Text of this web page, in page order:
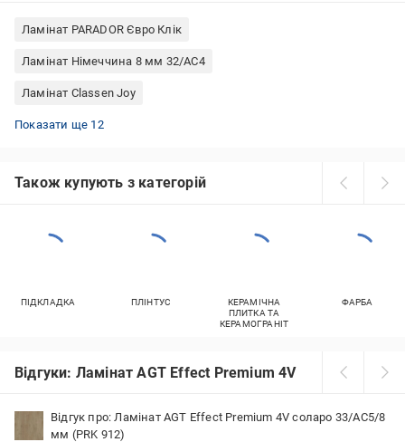
Ламінат PARADOR Євро Клік
Ламінат Німеччина 8 мм 32/АС4
Ламінат Classen Joy
Ламінат Tarkett 33/АС5
Ламінат 8 мм 33/АС5
Ламінат 33/АС5 для кухні
Ламінат Classen Casa Normann 4V
Ламінат Kronotex Amazone
Ламінат Kronotex Exquisit V4
Ламінат Rezult Promo
Ламінат 8 мм Німеччина
Ламінат Kronotex Німеччина
Ламінат Egger Німеччина
Ламінат MY FLOOR Residence
Ламінат вологостійкий 33/АС5
Показати ще 12
Також купують з категорій
ПІДКЛАДКА ПЛІНТУС
КЕРАМІЧНА
ПЛИТКА ТА
КЕРАМОГРАНІТ
ФАРБА
Відгуки: Ламінат AGT Effect Premium 4V
Відгук про: Ламінат AGT Effect Premium 4V соларо 33/АС5/8
мм (PRK 912)